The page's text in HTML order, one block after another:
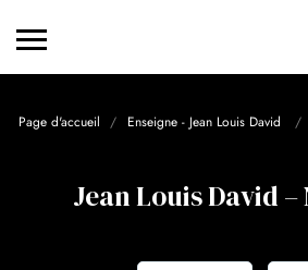
Page d'accueil Enseigne - Jean Louis David
Jean Louis David